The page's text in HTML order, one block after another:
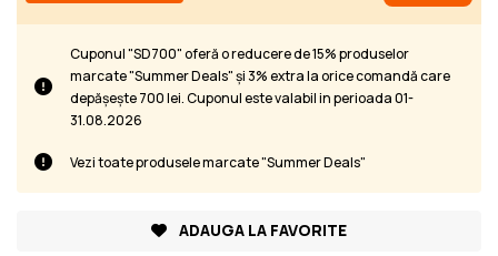
Cuponul "SD700" oferă o reducere de 15% produselor
marcate "Summer Deals" și 3% extra la orice comandă care
depășește 700 lei. Cuponul este valabil in perioada 01-
31.08.2026
Vezi toate produsele marcate "Summer Deals"
ADAUGA LA FAVORITE